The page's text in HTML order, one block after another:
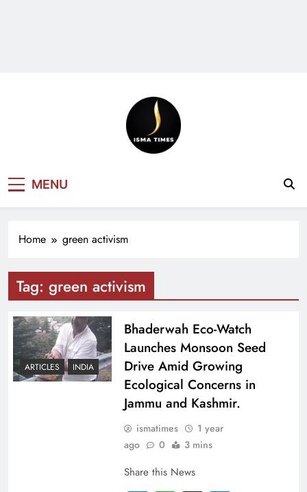
NEWS
MENU
Home green activism
Tag: green activism
ARTICLES INDIA
Bhaderwah Eco-Watch
Launches Monsoon Seed
Drive Amid Growing
Ecological Concerns in
Jammu and Kashmir.
ismatimes
1 year
ago
0 3 mins
Share this News